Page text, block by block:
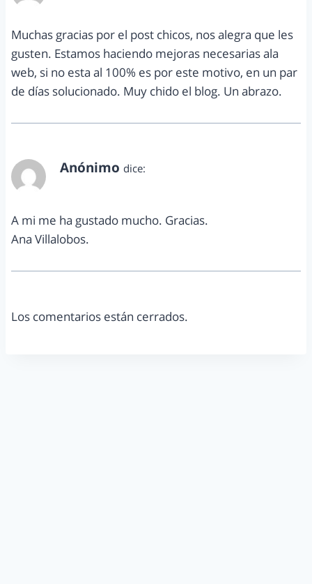
Muchas gracias por el post chicos, nos alegra que les
gusten. Estamos haciendo mejoras necesarias ala
web, si no esta al 100% es por este motivo, en un par
de días solucionado. Muy chido el blog. Un abrazo.
Anónimo dice:
A mi me ha gustado mucho. Gracias.
Ana Villalobos.
Los comentarios están cerrados.